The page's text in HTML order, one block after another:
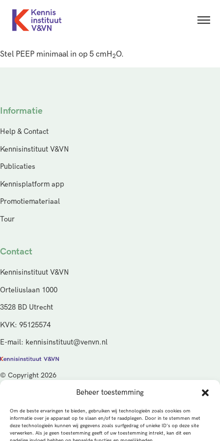
Beheer toestemming
Om de beste ervaringen te bieden, gebruiken wij technologieën zoals cookies om
informatie over je apparaat op te slaan en/of te raadplegen. Door in te stemmen met
deze technologieën kunnen wij gegevens zoals surfgedrag of unieke ID's op deze site
verwerken. Als je geen toestemming geeft of uw toestemming intrekt, kan dit een
Stel PEEP minimaal in op 5 cmH2O.
Informatie
Help & Contact
Kennisinstituut V&VN
Publicaties
Kennisplatform app
Promotiemateriaal
Tour
Contact
Kennisinstituut V&VN
Orteliuslaan 1000
3528 BD Utrecht
KVK: 95125574
E-mail: kennisinstituut@venvn.nl
© Copyright 2026
De activiteiten van het Kennisinstituut V&VN worden gefinancierd
vanuit de kwaliteitsgelden van het ministerie van Volksgezondheid,
Welzijn en Sport (VWS), beheerd door ZonMw.